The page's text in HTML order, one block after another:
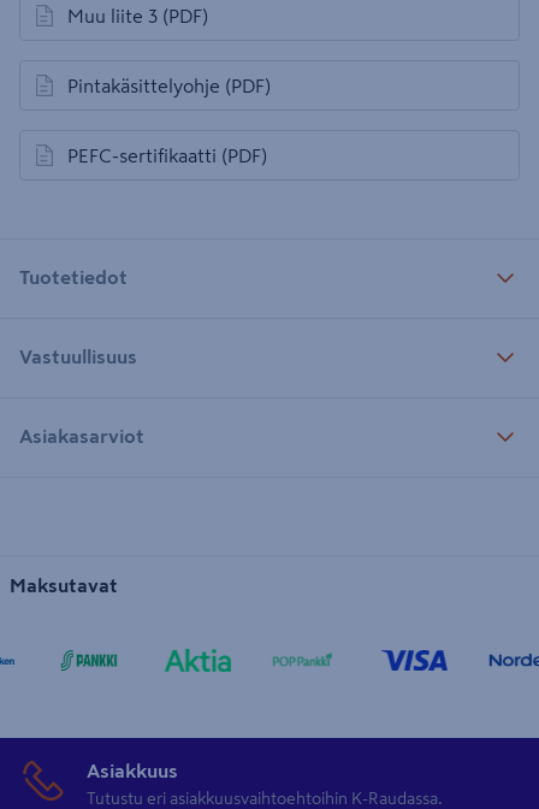
Muu liite 3 (PDF)
avautuu uuteen välilehteen
Pintakäsittelyohje (PDF)
avautuu uuteen välilehteen
PEFC-sertifikaatti (PDF)
avautuu uuteen välilehteen
Tuotetiedot
Vastuullisuus
Asiakasarviot
Maksutavat
Asiakkuus
Tutustu eri asiakkuusvaihtoehtoihin K-Raudassa.